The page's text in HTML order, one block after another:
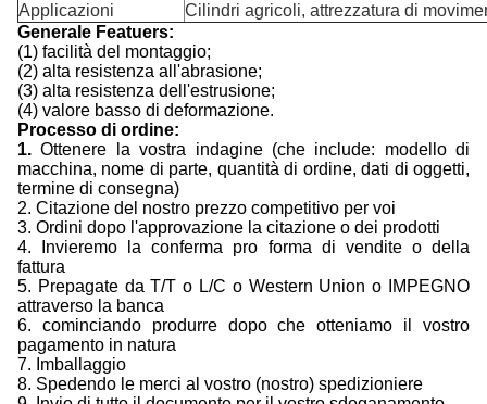
Applicazioni
Cilindri agricoli, attrezzatura di
Generale Featuers:
(1) facilità del montaggio;
(2) alta resistenza all'abrasione;
(3) alta resistenza dell'estrusione;
(4) valore basso di deformazione.
Processo di ordine:
1.Ottenere la vostra indagine (che include: modello di
macchina, nome di parte, quantità di ordine, dati di oggetti,
termine di consegna)
2. Citazione del nostro prezzo competitivo per voi
3. Ordini dopo l'approvazione la citazione o dei prodotti
4. Invieremo la conferma pro forma di vendite o della
fattura
5. Prepagate da T/T o L/C o Western Union o IMPEGNO
attraverso la banca
6. cominciando produrre dopo che otteniamo il vostro
pagamento in natura
7. Imballaggio
8. Spedendo le merci al vostro (nostro) spedizioniere